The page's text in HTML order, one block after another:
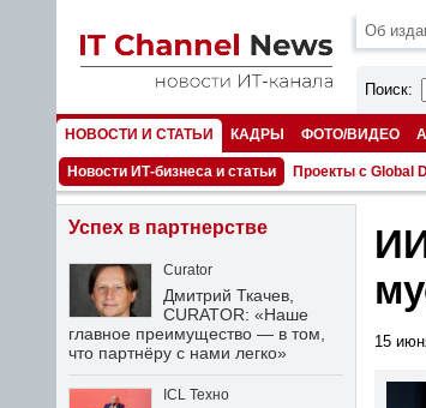
Об
Поиск:
НОВОСТИ И СТАТЬИ КАДРЫ ФОТО/ВИДЕО
НОМЕРА
Новости ИТ-бизнеса и статьи Проекты с Global
15
Успех в партнерстве
Curator
Дмитрий Ткачев,
CURATOR: «Наше
главное преимущество — в том,
что партнёру с нами легко»
ICL Техно